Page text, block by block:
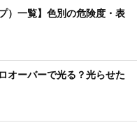
）一覧】色別の危険度・表
オーバーで光る？光らせた